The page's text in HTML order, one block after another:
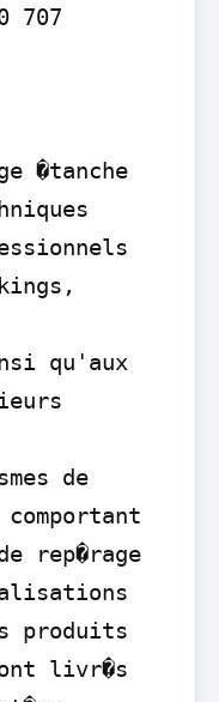
707
�tanche
qu'aux
de
comportant
rep�rage
produits
livr�s